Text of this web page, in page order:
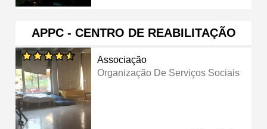
APPC - CENTRO DE REABILITAÇÃO
Associação
Organização De Serviços Sociais